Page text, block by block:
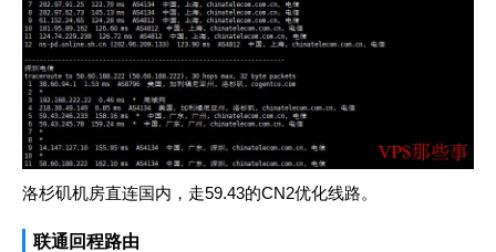
洛杉矶机房直连国内，走59.43的CN2优化线路。
联通回程路由